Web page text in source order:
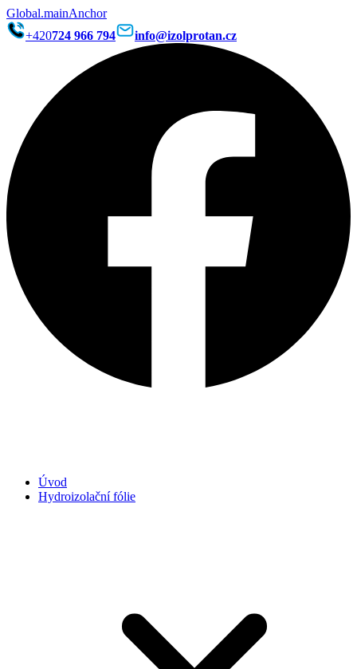
Global.mainAnchor
+420724 966 794 info@izolprotan.cz
Úvod
Hydroizolační fólie